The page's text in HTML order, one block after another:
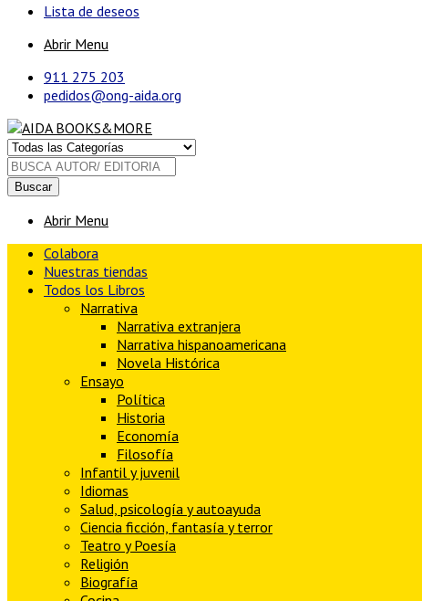
Lista de deseos
Abrir Menu
911 275 203
pedidos@ong-aida.org
Buscar
Abrir Menu
Colabora
Nuestras tiendas
Todos los Libros
Narrativa
Narrativa extranjera
Narrativa hispanoamericana
Novela Histórica
Ensayo
Política
Historia
Economía
Filosofía
Infantil y juvenil
Idiomas
Salud, psicología y autoayuda
Ciencia ficción, fantasía y terror
Teatro y Poesía
Religión
Biografía